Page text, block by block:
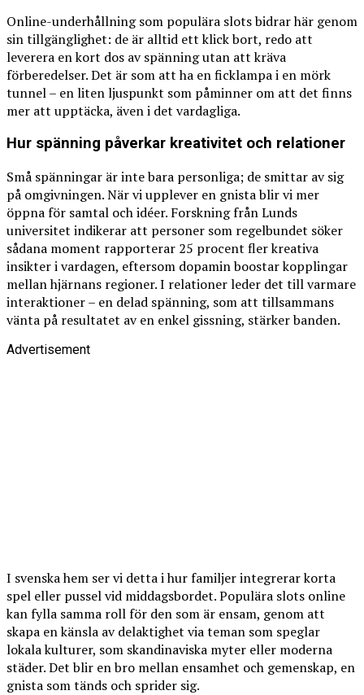
Online-underhållning som populära slots bidrar här genom
sin tillgänglighet: de är alltid ett klick bort, redo att
leverera en kort dos av spänning utan att kräva
förberedelser. Det är som att ha en ficklampa i en mörk
tunnel – en liten ljuspunkt som påminner om att det finns
mer att upptäcka, även i det vardagliga.
Hur spänning påverkar kreativitet och relationer
Små spänningar är inte bara personliga; de smittar av sig
på omgivningen. När vi upplever en gnista blir vi mer
öppna för samtal och idéer. Forskning från Lunds
universitet indikerar att personer som regelbundet söker
sådana moment rapporterar 25 procent fler kreativa
insikter i vardagen, eftersom dopamin boostar kopplingar
mellan hjärnans regioner. I relationer leder det till varmare
interaktioner – en delad spänning, som att tillsammans
vänta på resultatet av en enkel gissning, stärker banden.
Advertisement
I svenska hem ser vi detta i hur familjer integrerar korta
spel eller pussel vid middagsbordet. Populära slots online
kan fylla samma roll för den som är ensam, genom att
skapa en känsla av delaktighet via teman som speglar
lokala kulturer, som skandinaviska myter eller moderna
städer. Det blir en bro mellan ensamhet och gemenskap, en
gnista som tänds och sprider sig.